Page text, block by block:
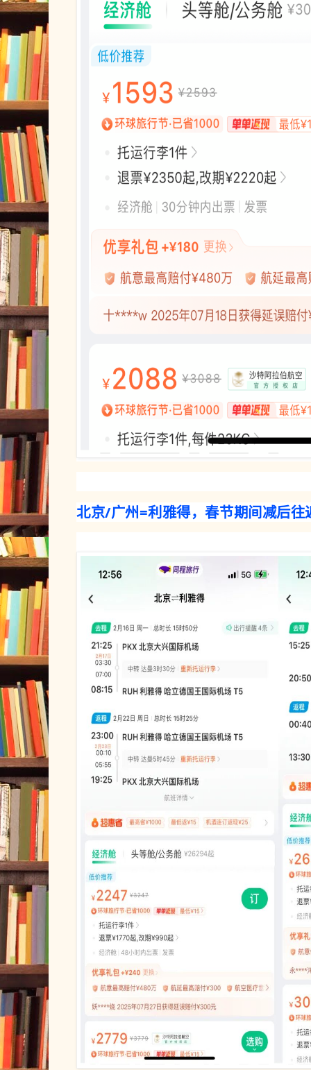
北京/广州=利雅得，春节期间减后